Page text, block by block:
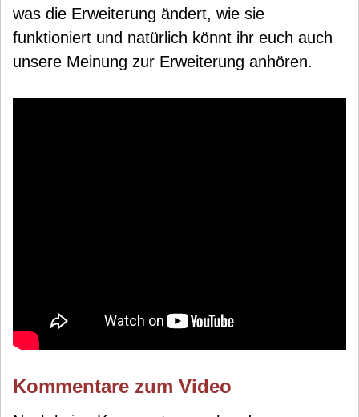
was die Erweiterung ändert, wie sie
funktioniert und natürlich könnt ihr euch auch
unsere Meinung zur Erweiterung anhören.
Kommentare zum Video